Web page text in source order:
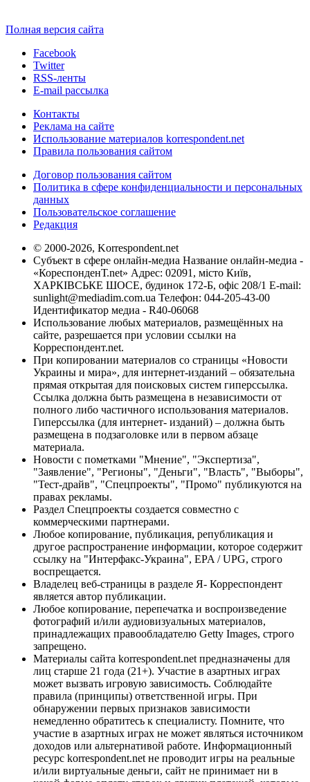
Полная версия сайта
Facebook
Twitter
RSS-ленты
E-mail рассылка
Контакты
Реклама на сайте
Использование материалов korrespondent.net
Правила пользования сайтом
Договор пользования сайтом
Политика в сфере конфиденциальности и персональных
данных
Пользовательское соглашение
Редакция
© 2000-2026, Korrespondent.net
Субъект в сфере онлайн-медиа Название онлайн-медиа -
«КореспонденТ.net» Адрес: 02091, місто Київ,
ХАРКІВСЬКЕ ШОСЕ, будинок 172-Б, офіс 208/1 E-mail:
sunlight@mediadim.com.ua Телефон: 044-205-43-00
Идентификатор медиа - R40-06068
Использование любых материалов, размещённых на
сайте, разрешается при условии ссылки на
Корреспондент.net.
При копировании материалов со страницы «Новости
Украины и мира», для интернет-изданий – обязательна
прямая открытая для поисковых систем гиперссылка.
Ссылка должна быть размещена в независимости от
полного либо частичного использования материалов.
Гиперссылка (для интернет- изданий) – должна быть
размещена в подзаголовке или в первом абзаце
материала.
Новости с пометками "Мнение", "Экспертиза",
"Заявление", "Регионы", "Деньги", "Власть", "Выборы",
"Тест-драйв", "Спецпроекты", "Промо" публикуются на
правах рекламы.
Раздел Спецпроекты создается совместно с
коммерческими партнерами.
Любое копирование, публикация, републикация и
другое распространение информации, которое содержит
ссылку на "Интерфакс-Украина", EPA / UPG, строго
воспрещается.
Владелец веб-страницы в разделе Я- Корреспондент
является автор публикации.
Любое копирование, перепечатка и воспроизведение
фотографий и/или аудиовизуальных материалов,
принадлежащих правообладателю Getty Images, строго
запрещено.
Материалы сайта korrespondent.net предназначены для
лиц старше 21 года (21+). Участие в азартных играх
может вызвать игровую зависимость. Соблюдайте
правила (принципы) ответственной игры. При
обнаружении первых признаков зависимости
немедленно обратитесь к специалисту. Помните, что
участие в азартных играх не может являться источником
доходов или альтернативой работе. Информационный
ресурс korrespondent.net не проводит игры на реальные
и/или виртуальные деньги, сайт не принимает ни в